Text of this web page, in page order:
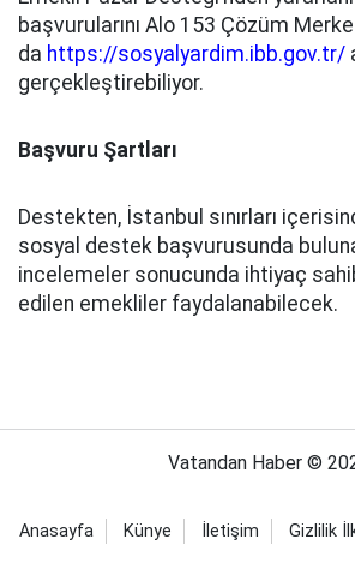
başvurularını Alo 153 Çözüm
da https://sosyalyardim.ibb.gov.tr/
gerçekleştirebiliyor.
Başvuru Şartları
Destekten, İstanbul sınırları
sosyal destek başvurusunda
incelemeler sonucunda ihtiyaç
edilen emekliler faydalanabilecek.
Vatandan Haber ©
Anasayfa Künye İletişim Gizlilik